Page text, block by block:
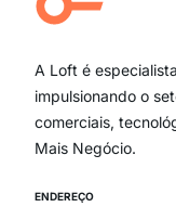
Ipiranga
Paraíso
Itaim Bibi
A Loft é
impulsionando o
comerciais,
Mais Negócio.
ENDEREÇO